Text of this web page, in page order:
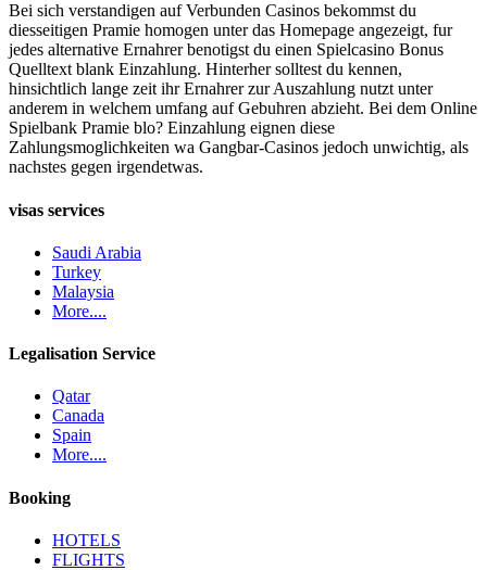
Bei sich verstandigen auf Verbunden Casinos bekommst du
diesseitigen Pramie homogen unter das Homepage angezeigt, fur
jedes alternative Ernahrer benotigst du einen Spielcasino Bonus
Quelltext blank Einzahlung. Hinterher solltest du kennen,
hinsichtlich lange zeit ihr Ernahrer zur Auszahlung nutzt unter
anderem in welchem umfang auf Gebuhren abzieht. Bei dem Online
Spielbank Pramie blo? Einzahlung eignen diese
Zahlungsmoglichkeiten wa Gangbar-Casinos jedoch unwichtig, als
nachstes gegen irgendetwas.
visas services
Saudi Arabia
Turkey
Malaysia
More....
Legalisation Service
Qatar
Canada
Spain
More....
Booking
HOTELS
FLIGHTS